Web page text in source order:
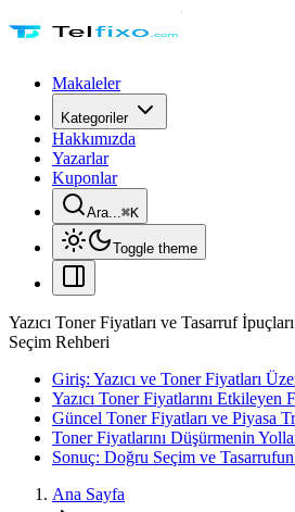
Makaleler
Kategoriler
Hakkımızda
Yazarlar
Kuponlar
Ara...⌘K
Toggle theme
Yazıcı Toner Fiyatları ve Tasarruf
Seçim Rehberi
Giriş: Yazıcı ve Toner Fiyatları
Yazıcı Toner Fiyatlarını Etkileyen
Güncel Toner Fiyatları ve Piyasa
Toner Fiyatlarını Düşürmenin
Sonuç: Doğru Seçim ve Tasarrufun
Ana Sayfa